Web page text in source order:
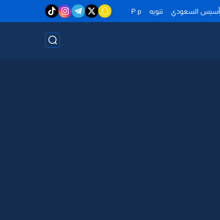
السعودي تنويه P p